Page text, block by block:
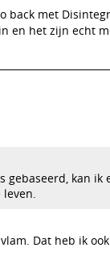
back met
en het zijn echt
gebaseerd, kan ik
Dat heb ik